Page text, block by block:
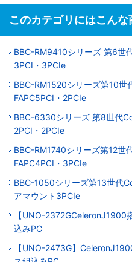
このカテゴリにはこんな
BBC-RM9410シリーズ 第6世
3PCI・3PCIe
BBC-RM1520シリーズ第10世
FAPC5PCI・2PCIe
BBC-6330シリーズ 第8世代
2PCI・2PCIe
BBC-RM1740シリーズ第12世
FAPC4PCI・3PCIe
BBC-1050シリーズ第13世代
アマウント3PCIe
【UNO-2372GCeleronJ1900
込みPC
【UNO-2473G】